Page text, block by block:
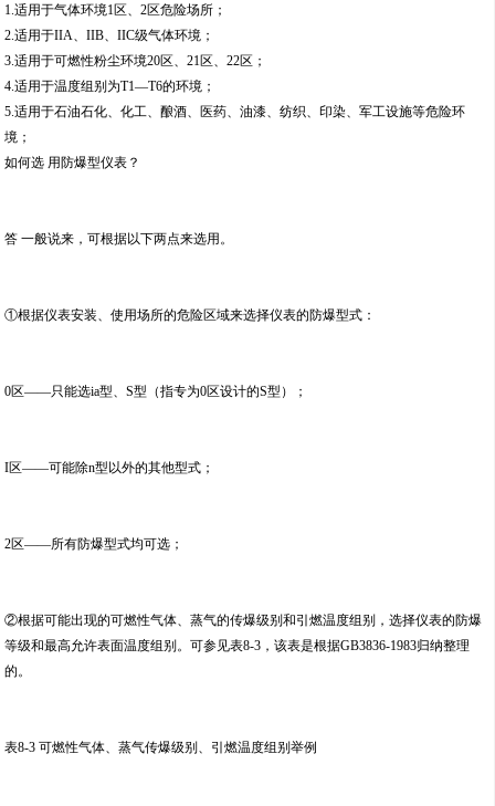
1.适用于气体环境1区、2区危险场所；
2.适用于IIA、IIB、IIC级气体环境；
3.适用于可燃性粉尘环境20区、21区、22区；
4.适用于温度组别为T1—T6的环境；
5.适用于石油石化、化工、酿酒、医药、油漆、纺织、印染、军工设施等危险环
境；
如何选 用防爆型仪表？
答 一般说来，可根据以下两点来选用。
①根据仪表安装、使用场所的危险区域来选择仪表的防爆型式：
0区——只能选ia型、S型（指专为0区设计的S型）；
I区——可能除n型以外的其他型式；
2区——所有防爆型式均可选；
②根据可能出现的可燃性气体、蒸气的传爆级别和引燃温度组别，选择仪表的防爆
等级和最高允许表面温度组别。可参见表8-3，该表是根据GB3836-1983归纳整理
的。
表8-3 可燃性气体、蒸气传爆级别、引燃温度组别举例